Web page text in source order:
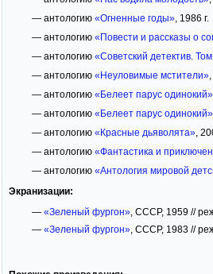
— антологию «Огненные годы», 1986 г.
— антологию «Повести и рассказы о
— антологию «Советский детектив.
— антологию «Неуловимые мстители»,
— антологию «Белеет парус одинокий»
— антологию «Белеет парус одинокий»
— антологию «Красные дьяволята»,
— антологию «Фантастика и
— антологию «Антология мировой
Экранизации:
— «Зеленый фургон», СССР, 1959 //
— «Зеленый фургон», СССР, 1983 //